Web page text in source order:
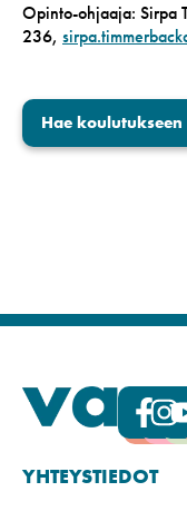
Opinto-ohjaaja: Sirpa
236,
Hae koulutukseen
YHTEYSTIEDOT